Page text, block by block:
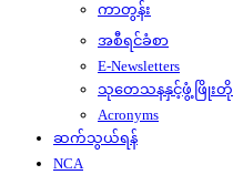
ကာတွန်း
အစီရင်ခံစာ
E-Newsletters
သုတေသနနှင့်ဖွံ့ဖြိုး
Acronyms
ဆက်သွယ်ရန်
NCA